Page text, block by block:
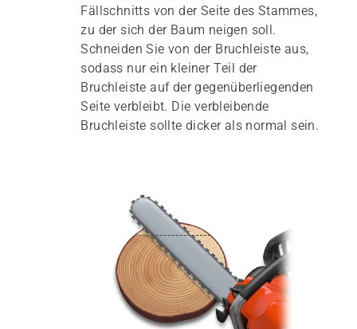
Fällschnitts von der Seite des Stammes,
zu der sich der Baum neigen soll.
Schneiden Sie von der Bruchleiste aus,
sodass nur ein kleiner Teil der
Bruchleiste auf der gegenüberliegenden
Seite verbleibt. Die verbleibende
Bruchleiste sollte dicker als normal sein.